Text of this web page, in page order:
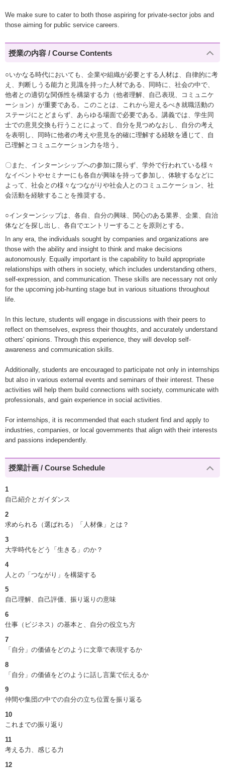
We make sure to cater to both those aspiring for private-sector jobs and
those aiming for public service careers.
授業の内容 / Course Contents
○いかなる時代においても、企業や組織が必要とする人材は、自律的に考
え、判断しうる能力と見識を持った人材である、同時に、社会の中で、
他者との適切な関係性を構築する力（他者理解、自己表現、コミュニケ
ーション）が重要である。このことは、これから迎えるべき就職活動の
ステージにとどまらず、あらゆる場面で必要である。講義では、学生同
士での意見交換も行うことによって、自分を見つめなおし、自分の考え
を表明し、同時に他者の考えや意見を的確に理解する経験を通じて、自
己理解とコミュニケーション力を培う。
〇また、インターンシップへの参加に限らず、学外で行われている様々
なイベントやセミナーにも各自が興味を持って参加し、体験するなどに
よって、社会との様々なつながりや社会人とのコミュニケーション、社
会活動を経験することを推奨する。
○インターンシップは、各自、自分の興味、関心のある業界、企業、自治
体などを探し出し、各自でエントリーすることを原則とする。
In any era, the individuals sought by companies and organizations are
those with the ability and insight to think and make decisions
autonomously. Equally important is the capability to build appropriate
relationships with others in society, which includes understanding others,
self-expression, and communication. These skills are necessary not only
for the upcoming job-hunting stage but in various situations throughout
life.
In this lecture, students will engage in discussions with their peers to
reflect on themselves, express their thoughts, and accurately understand
others' opinions. Through this experience, they will develop self-
awareness and communication skills.
Additionally, students are encouraged to participate not only in internships
but also in various external events and seminars of their interest. These
activities will help them build connections with society, communicate with
professionals, and gain experience in social activities.
For internships, it is recommended that each student find and apply to
industries, companies, or local governments that align with their interests
and passions independently.
授業計画 / Course Schedule
1
自己紹介とガイダンス
2
求められる（選ばれる）「人材像」とは？
3
大学時代をどう「生きる」のか？
4
人との「つながり」を構築する
5
自己理解、自己評価、振り返りの意味
6
仕事（ビジネス）の基本と、自分の役立ち方
7
「自分」の価値をどのように文章で表現するか
8
「自分」の価値をどのように話し言葉で伝えるか
9
仲間や集団の中での自分の立ち位置を振り返る
10
これまでの振り返り
11
考える力、感じる力
12